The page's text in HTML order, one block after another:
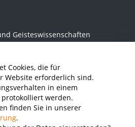
Cookies, die für
Website erforderlich sind.
in einem
werden.
finden Sie in unserer
.
Geisteswissenschaften
Vermessung